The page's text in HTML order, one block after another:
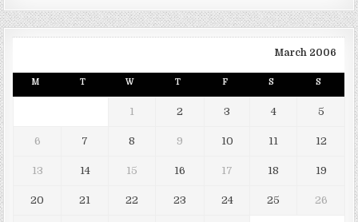
March 2006
M T W T F S S
1 2 3 4 5
6 7 8 9 10 11 12
13 14 15 16 17 18 19
20 21 22 23 24 25 26